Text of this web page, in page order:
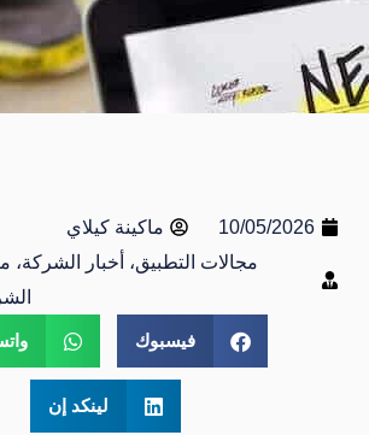
10/05/2026
ماكينة كيلاي
مجالات التطبيق، أخبار الشركة،
فيسبوك
لينكد إن